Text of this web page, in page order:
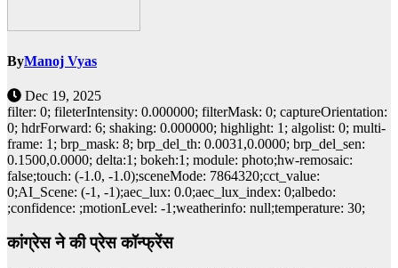
ByManoj Vyas
Dec 19, 2025
filter: 0; fileterIntensity: 0.000000; filterMask: 0; captureOrientation:
0; hdrForward: 6; shaking: 0.000000; highlight: 1; algolist: 0; multi-
frame: 1; brp_mask: 8; brp_del_th: 0.0031,0.0000; brp_del_sen:
0.1500,0.0000; delta:1; bokeh:1; module: photo;hw-remosaic:
false;touch: (-1.0, -1.0);sceneMode: 7864320;cct_value:
0;AI_Scene: (-1, -1);aec_lux: 0.0;aec_lux_index: 0;albedo:
;confidence: ;motionLevel: -1;weatherinfo: null;temperature: 30;
कांग्रेस ने की प्रेस कॉन्फ्रेंस